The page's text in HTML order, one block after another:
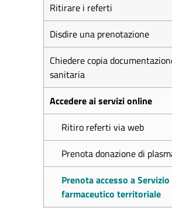
Ritirare i referti
Disdire una prenotazione
Chiedere copia
sanitaria
Accedere ai servizi online
Ritiro referti via web
Prenota donazione di
Prenota accesso a Servizio
farmaceutico territoriale